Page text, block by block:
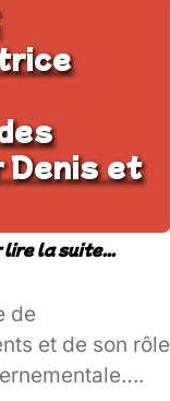
Denis et
de
et de son rôle